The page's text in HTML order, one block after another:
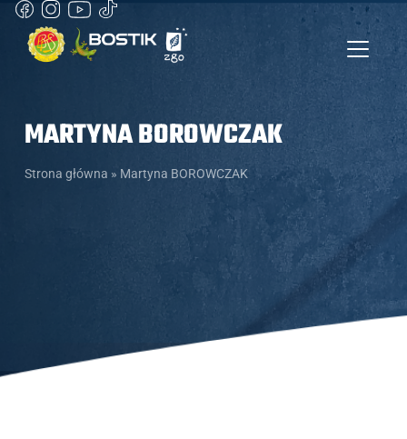
MARTYNA BOROWCZAK
Strona główna » Martyna BOROWCZAK